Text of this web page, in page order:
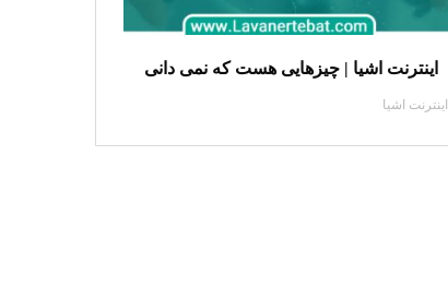
اینترنت اشیا | چیزهایی هست که نمی دانی
اینترنت اشیا